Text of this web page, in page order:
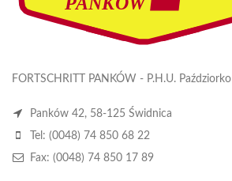
FORTSCHRITT PANKÓW - P.H.U. Paździorko
Panków 42, 58-125 Świdnica
Tel: (0048) 74 850 68 22
Fax: (0048) 74 850 17 89